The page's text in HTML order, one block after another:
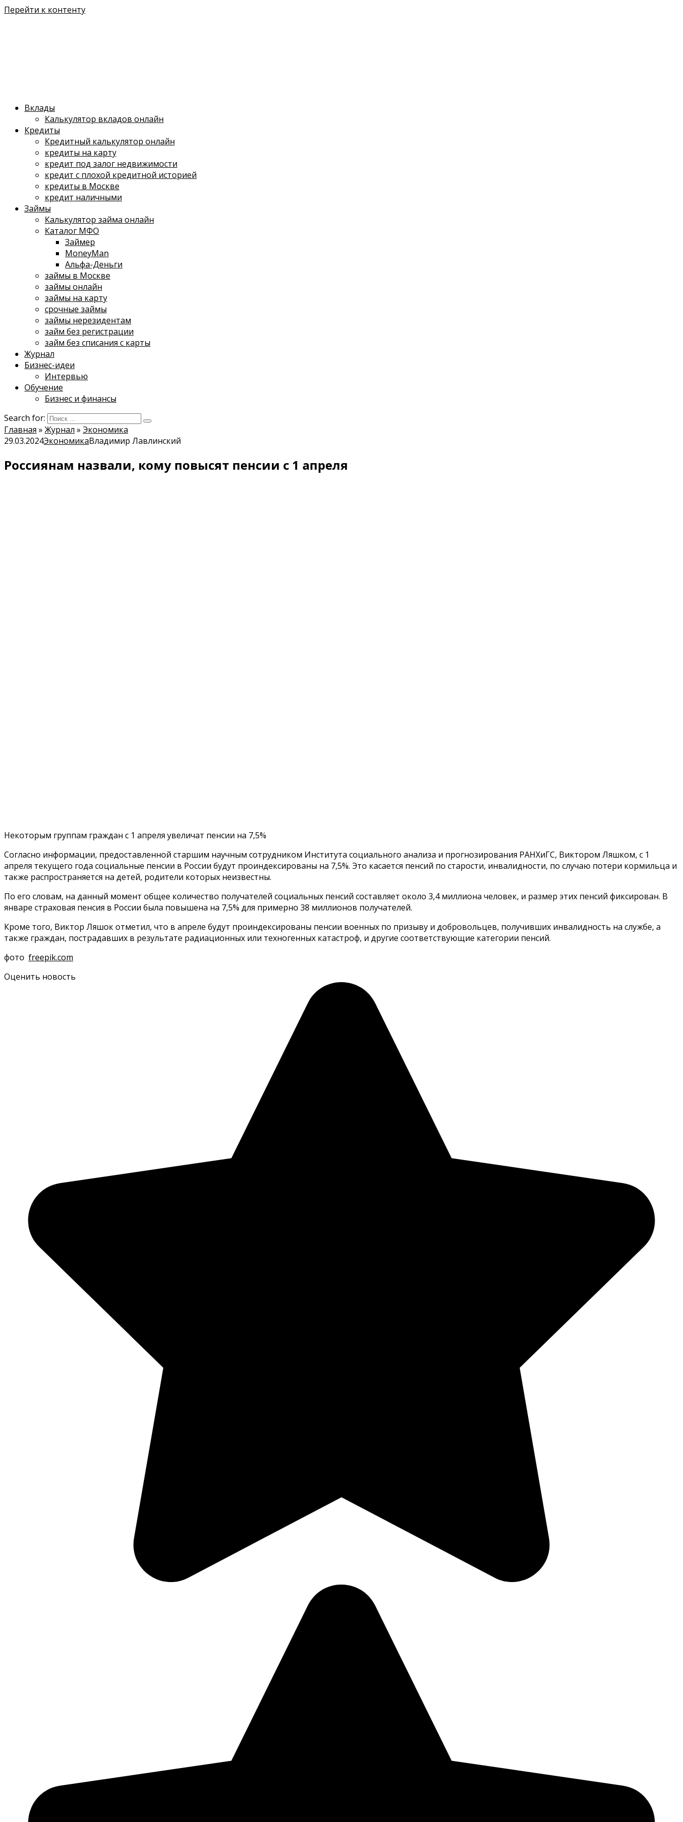
Перейти к контенту
Вклады
Калькулятор вкладов онлайн
Кредиты
Кредитный калькулятор онлайн
кредиты на карту
кредит под залог недвижимости
кредит с плохой кредитной историей
кредиты в Москве
кредит наличными
Займы
Калькулятор займа онлайн
Каталог МФО
Займер
MoneyMan
Альфа-Деньги
займы в Москве
займы онлайн
займы на карту
срочные займы
займы нерезидентам
займ без регистрации
займ без списания с карты
Журнал
Бизнес-идеи
Интервью
Обучение
Бизнес и финансы
Search for:
Главная » Журнал » Экономика
29.03.2024ЭкономикаВладимир Лавлинский
Россиянам назвали, кому повысят пенсии с 1 апреля
Некоторым группам граждан с 1 апреля увеличат пенсии на 7,5%
Согласно информации, предоставленной старшим научным сотрудником Института социального анализа и прогнозирования РАНХиГС, Виктором Ляшком, с 1
апреля текущего года социальные пенсии в России будут проиндексированы на 7,5%. Это касается пенсий по старости, инвалидности, по случаю потери кормильца и
также распространяется на детей, родители которых неизвестны.
По его словам, на данный момент общее количество получателей социальных пенсий составляет около 3,4 миллиона человек, и размер этих пенсий фиксирован. В
январе страховая пенсия в России была повышена на 7,5% для примерно 38 миллионов получателей.
Кроме того, Виктор Ляшок отметил, что в апреле будут проиндексированы пенсии военных по призыву и добровольцев, получивших инвалидность на службе, а
также граждан, пострадавших в результате радиационных или техногенных катастроф, и другие соответствующие категории пенсий.
фото freepik.com
Оценить новость